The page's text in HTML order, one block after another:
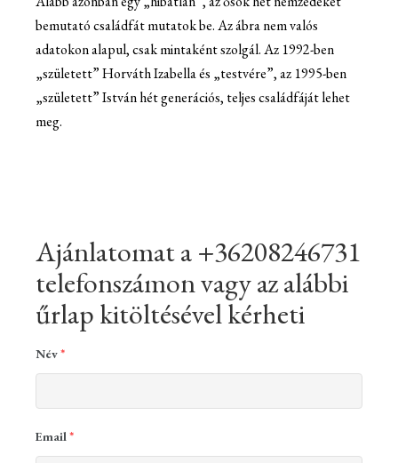
bemutató családfát mutatok be. Az ábra nem valós
adatokon alapul, csak mintaként szolgál. Az 1992-ben
„született” Horváth Izabella és „testvére”, az 1995-ben
„született” István hét generációs, teljes családfáját lehet
meg.
Ajánlatomat a +36208246731
telefonszámon vagy az alábbi
űrlap kitöltésével kérheti
Név*
Email*